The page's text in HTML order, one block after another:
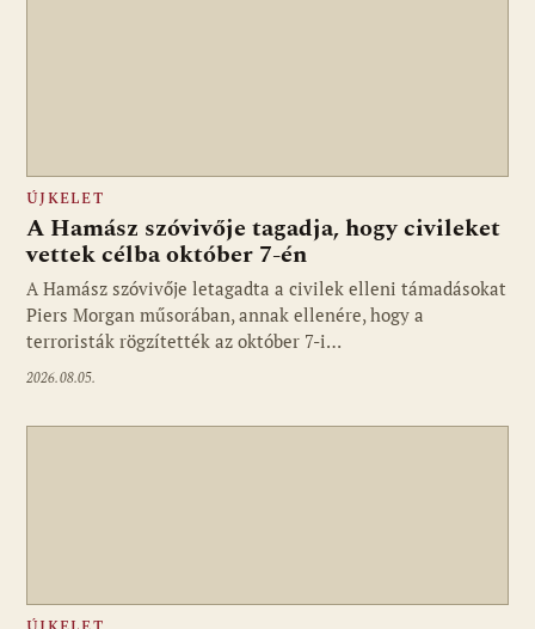
ÚJKELET
A Hamász szóvivője tagadja, hogy civileket
vettek célba október 7-én
A Hamász szóvivője letagadta a civilek elleni támadásokat
Piers Morgan műsorában, annak ellenére, hogy a
terroristák rögzítették az október 7-i…
2026.08.05.